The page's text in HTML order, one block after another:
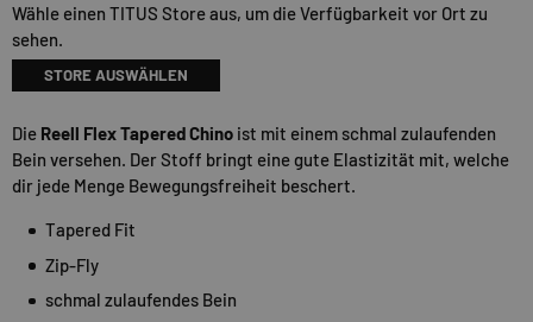
Wähle einen TITUS Store aus, um die Verfügbarkeit vor Ort zu
sehen.
STORE AUSWÄHLEN
Die Reell Flex Tapered Chino ist mit einem schmal zulaufenden
Bein versehen. Der Stoff bringt eine gute Elastizität mit, welche
dir jede Menge Bewegungsfreiheit beschert.
Tapered Fit
Zip-Fly
schmal zulaufendes Bein